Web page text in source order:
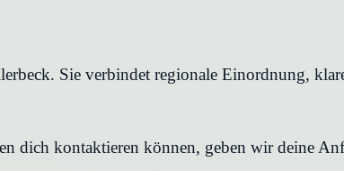
Sie verbindet regionale Einordnung,
dich kontaktieren können, geben wir deine